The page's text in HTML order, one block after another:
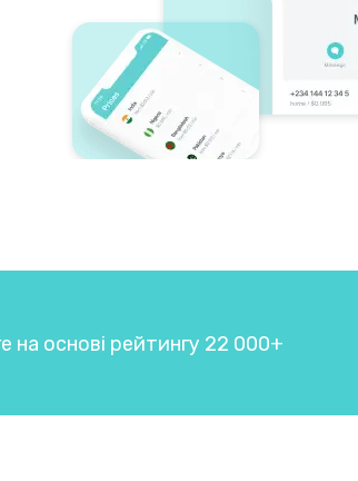
на основі рейтингу 22 000+